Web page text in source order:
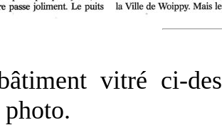
vitré ci-